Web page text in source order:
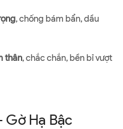
, chống bám bẩn, dầu
thân, chắc chắn, bền bỉ vượt
Gờ Hạ Bậc